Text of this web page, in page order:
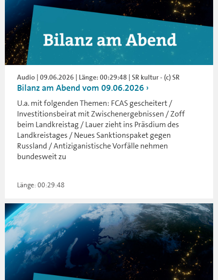
Audio | 09.06.2026 | Länge: 00:29:48 | SR kultur - (c) SR
Bilanz am Abend vom 09.06.2026
U.a. mit folgenden Themen: FCAS gescheitert /
Investitionsbeirat mit Zwischenergebnissen / Zoff
beim Landkreistag / Lauer zieht ins Präsdium des
Landkreistages / Neues Sanktionspaket gegen
Russland / Antiziganistische Vorfälle nehmen
bundesweit zu
Länge: 00:29:48